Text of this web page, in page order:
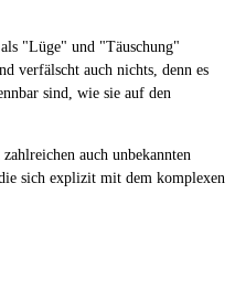
"Lüge" und "Täuschung"
verfälscht auch nichts, denn es
sind, wie sie auf den
auch unbekannten
sich explizit mit dem komplexen